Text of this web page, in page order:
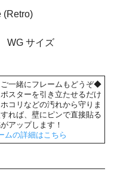
(Retro)
WG サイズ
一緒にフレームもどうぞ◆
スターを引き立たせるだけ
コリなどの汚れから守りま
れば、壁にピンで直接貼る
アップします！
ムの詳細はこちら